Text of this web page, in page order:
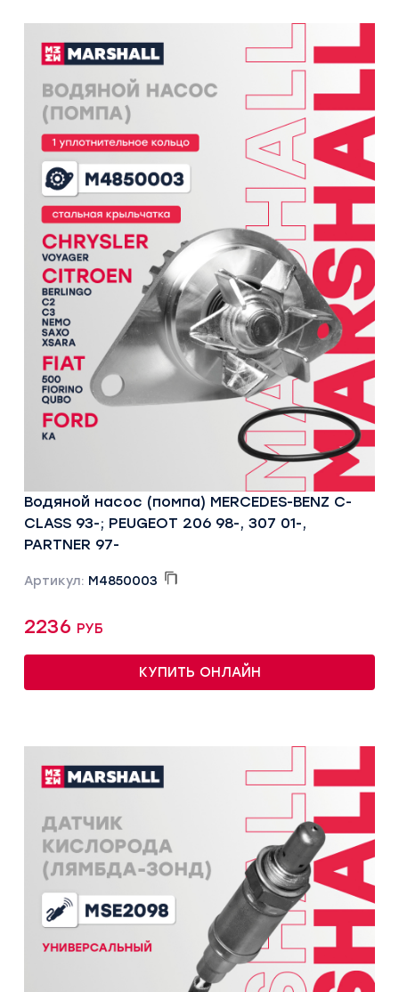
Водяной насос (помпа) MERCEDES-BENZ C-
CLASS 93-; PEUGEOT 206 98-, 307 01-,
PARTNER 97-
Артикул: M4850003
2236 руб
КУПИТЬ ОНЛАЙН